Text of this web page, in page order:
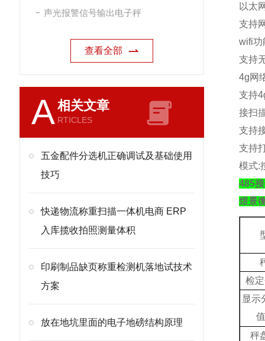
声光报警信号输出电子秤
查看全部
A相关文章
RTICLES
五金配件分选机正确调试及基础使用
技巧
快递物流称重扫描一体机电商 ERP
入库揽收拍照测量体积
印刷制品缺页称重检测机落地试技术
方案
放在地坑里面的电子地磅结构原理
以太
支持
wifi功
支持
4g网
支持
接扫
支持
支持
模式:
485
煜景
检
显示
值
秤